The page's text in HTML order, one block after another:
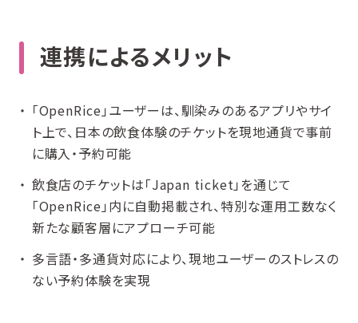
連携によるメリット
「OpenRice」ユーザーは、馴染みのあるアプリやサイ
ト上で、日本の飲食体験のチケットを現地通貨で事前
に購入・予約可能
飲食店のチケットは「Japan ticket」を通じて
「OpenRice」内に自動掲載され、特別な運用工数なく
新たな顧客層にアプローチ可能
多言語・多通貨対応により、現地ユーザーのストレスの
ない予約体験を実現